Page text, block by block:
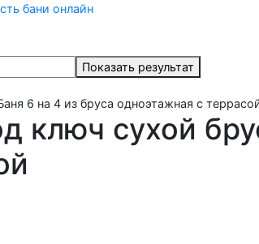
бани онлайн
Показать результат
6 на 4 из бруса одноэтажная с
ключ сухой